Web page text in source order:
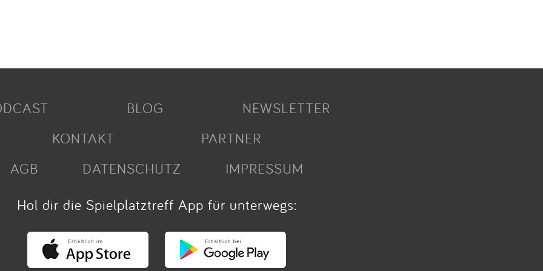
BLOG
NEWSLETTER
KONTAKT
PARTNER
AGB
DATENSCHUTZ
IMPRESSUM
Hol dir die Spielplatztreff App für unterwegs: